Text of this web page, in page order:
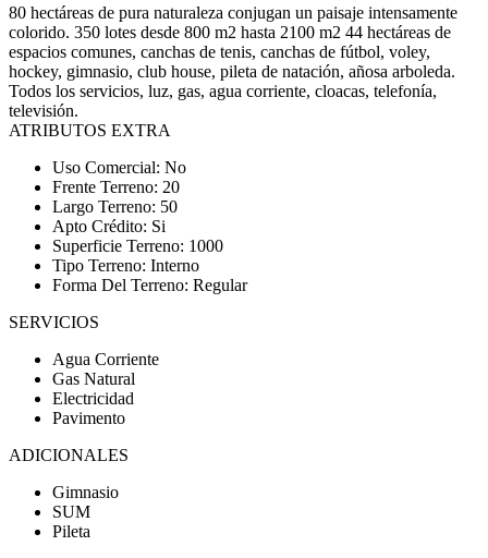
80 hectáreas de pura naturaleza conjugan un paisaje intensamente
colorido. 350 lotes desde 800 m2 hasta 2100 m2 44 hectáreas de
espacios comunes, canchas de tenis, canchas de fútbol, voley,
hockey, gimnasio, club house, pileta de natación, añosa arboleda.
Todos los servicios, luz, gas, agua corriente, cloacas, telefonía,
televisión.
ATRIBUTOS EXTRA
Uso Comercial: No
Frente Terreno: 20
Largo Terreno: 50
Apto Crédito: Si
Superficie Terreno: 1000
Tipo Terreno: Interno
Forma Del Terreno: Regular
SERVICIOS
Agua Corriente
Gas Natural
Electricidad
Pavimento
ADICIONALES
Gimnasio
SUM
Pileta